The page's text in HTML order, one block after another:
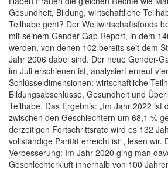
Gesundheit, Bildung, wirtschaftliche
Teilhabe geht? Der Weltwirtschaftsfonds
mit seinem Gender-Gap Report, in dem
werden, von denen 102 bereits seit dem
Jahr 2006 dabei sind. Der neue Gender-
im Juli erschienen ist, analysiert erneut vier
Schlüsseldimensionen: wirtschaftliche
Bildungsabschlüsse, Gesundheit und
Teilhabe. Das Ergebnis: „Im Jahr 2022 ist
zwischen den Geschlechtern um 68,1 %
derzeitigen Fortschrittsrate wird es 132
vollständige Parität erreicht ist“, lesen wir.
Verbesserung: Im Jahr 2020 ging man
Geschlechterkluft innerhalb von 100